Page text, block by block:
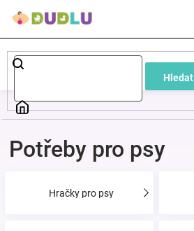
Hledat
Dětské
a
Potřeby pro psy
Hračky pro psy